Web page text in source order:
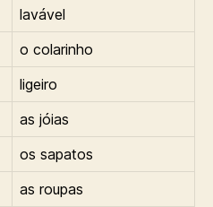
lavável
o colarinho
ligeiro
as jóias
os sapatos
as roupas